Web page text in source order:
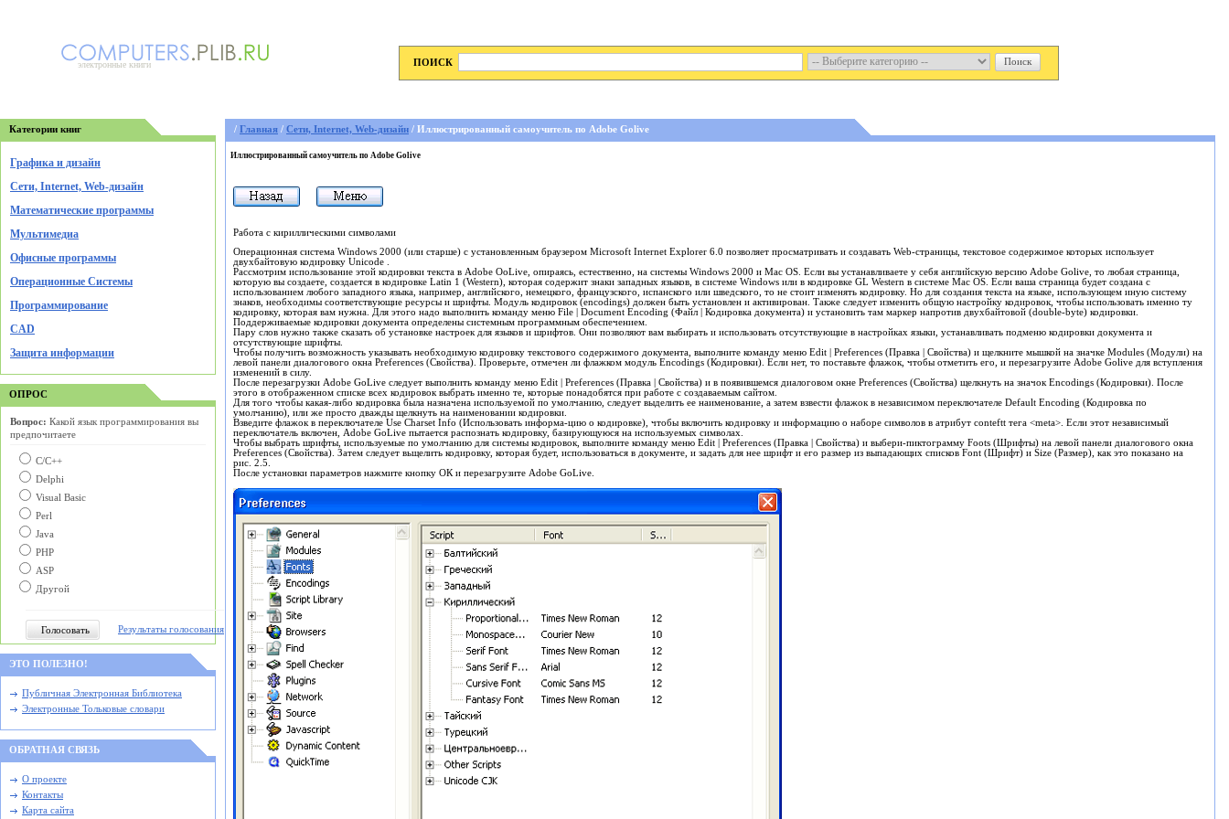
электронные книги ПОИСК
Категории книг
Графика и дизайн
Cети, Internet, Web-дизайн
Математические программы
Мультимедиа
Офисные программы
Операционные Системы
Программирование
CAD
Защита информации
ОПРОС
Вопрос: Какой язык программирования вы
предпочитаете
С/C++
Delphi
Visual Basic
Perl
Java
PHP
ASP
Другой
Результаты голосования
ЭТО ПОЛЕЗНО!
Публичная Электронная Библиотека
Электронные Тольковые словари
ОБРАТНАЯ СВЯЗЬ
О проекте
Контакты
Карта сайта
/ Главная / Cети, Internet, Web-дизайн / Иллюстрированный самоучитель по Adobe Golive
Иллюстрированный самоучитель по Adobe Golive
Работа с кириллическими символами
Операционная система Windows 2000 (или старше) с установленным браузером Microsoft Internet Explorer 6.0 позволяет просматривать и создавать Web-страницы, текстовое содержимое которых использует
двухбайтовую кодировку Unicode .
Рассмотрим использование этой кодировки текста в Adobe OoLive, опираясь, естественно, на системы Windows 2000 и Mac OS. Если вы устанавливаете у себя английскую версию Adobe Golive, то любая страница,
которую вы создаете, создается в кодировке Latin 1 (Western), которая содержит знаки западных языков, в системе Windows или в кодировке GL Western в системе Mac OS. Если ваша страница будет создана с
использованием любого западного языка, например, английского, немецкого, французского, испанского или шведского, то не стоит изменять кодировку. Но для создания текста на языке, использующем иную систему
знаков, необходимы соответствующие ресурсы и шрифты. Модуль кодировок (encodings) должен быть установлен и активирован. Также следует изменить общую настройку кодировок, чтобы использовать именно ту
кодировку, которая вам нужна. Для этого надо выполнить команду меню File | Document Encoding (Файл | Кодировка документа) и установить там маркер напротив двухбайтовой (double-byte) кодировки.
Поддерживаемые кодировки документа определены системным программным обеспечением.
Пару слов нужно также сказать об установке настроек для языков и шрифтов. Они позволяют вам выбирать и использовать отсутствующие в настройках языки, устанавливать подменю кодировки документа и
отсутствующие шрифты.
Чтобы получить возможность указывать необходимую кодировку текстового содержимого документа, выполните команду меню Edit | Preferences (Правка | Свойства) и щелкните мышкой на значке Modules (Модули) на
левой панели диалогового окна Preferences (Свойства). Проверьте, отмечен ли флажком модуль Encodings (Кодировки). Если нет, то поставьте флажок, чтобы отметить его, и перезагрузите Adobe Golive для вступления
изменений в силу.
После перезагрузки Adobe GoLive следует выполнить команду меню Edit | Preferences (Правка | Свойства) и в появившемся диалоговом окне Preferences (Свойства) щелкнуть на значокEncodings (Кодировки). После
этого в отображенном списке всех кодировок выбрать именно те, которые понадобятся при работе с создаваемым сайтом.
Для того чтобы какая-либо кодировка была назначена используемой по умолчанию, следует выделить ее наименование, а затем взвести флажок в независимом переключателе Default Encoding (Кодировка по
умолчанию), или же просто дважды щелкнуть на наименовании кодировки.
Взведите флажок в переключателе Use Charset Info (Использовать информа-цию о кодировке), чтобы включить кодировку и информацию о наборе символов в атрибут conteftt тега <meta>. Если этот независимый
переключатель включен, Adobe GoLive пытается распознать кодировку, базирующуюся на используемых символах.
Чтобы выбрать шрифты, используемые по умолчанию для системы кодировок, выполните команду меню Edit | Preferences (Правка | Свойства) и выбери-пиктограмму Foots (Шрифты) на левой панели диалогового окна
Preferences (Свойства). Затем следует вьщелить кодировку, которая будет, использоваться в документе, и задать для нее шрифт и его размер из выпадающих списков Font (Шрифт) и Size (Размер), как это показано на
рис. 2.5.
После установки параметров нажмите кнопку ОКи перезагрузите Adobe GoLive.